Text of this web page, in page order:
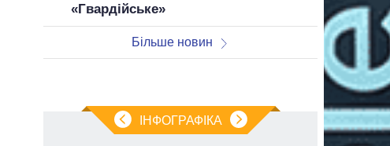
«Гвардійське»
Більше новин
ІНФОГРАФІКА